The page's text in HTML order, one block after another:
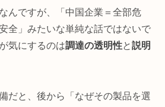
んですが、「中国企業＝全部危
全」みたいな単純な話ではないで
気にするのは調達の透明性と説明
だと、後から「なぜその製品を選